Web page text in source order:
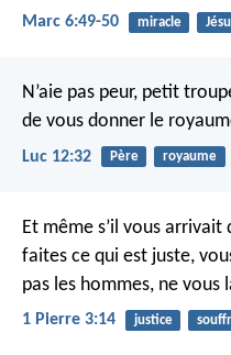
Marc 6:49-50 miracle
N’aie pas peur, petit
de vous donner le
Luc 12:32 Père royaume
Et même s’il vous
faites ce qui est juste,
pas les hommes, ne vous
1 Pierre 3:14 justice